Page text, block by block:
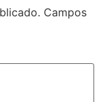
Campos